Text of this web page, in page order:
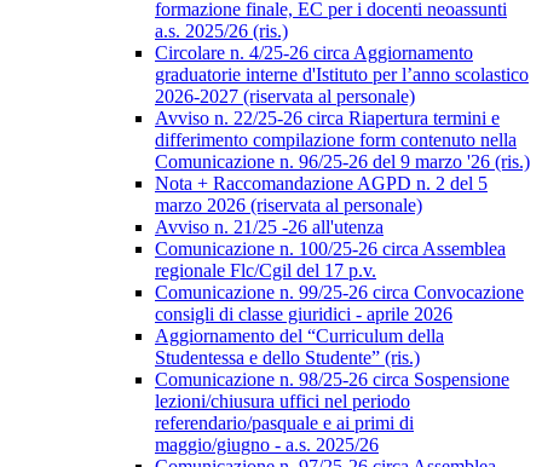
formazione finale, EC per i docenti neoassunti
a.s. 2025/26 (ris.)
Circolare n. 4/25-26 circa Aggiornamento
graduatorie interne d'Istituto per l’anno scolastico
2026-2027 (riservata al personale)
Avviso n. 22/25-26 circa Riapertura termini e
differimento compilazione form contenuto nella
Comunicazione n. 96/25-26 del 9 marzo '26 (ris.)
Nota + Raccomandazione AGPD n. 2 del 5
marzo 2026 (riservata al personale)
Avviso n. 21/25 -26 all'utenza
Comunicazione n. 100/25-26 circa Assemblea
regionale Flc/Cgil del 17 p.v.
Comunicazione n. 99/25-26 circa Convocazione
consigli di classe giuridici - aprile 2026
Aggiornamento del “Curriculum della
Studentessa e dello Studente” (ris.)
Comunicazione n. 98/25-26 circa Sospensione
lezioni/chiusura uffici nel periodo
referendario/pasquale e ai primi di
maggio/giugno - a.s. 2025/26